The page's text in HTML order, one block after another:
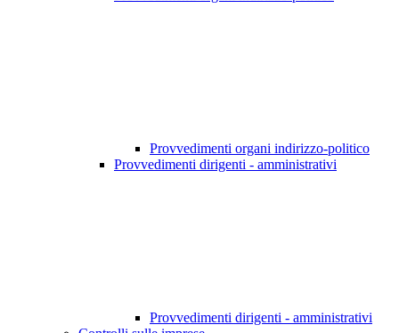
Provvedimenti organi indirizzo-politico
Provvedimenti dirigenti - amministrativi
Provvedimenti dirigenti - amministrativi